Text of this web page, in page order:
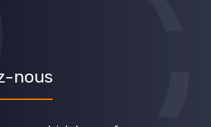
nous